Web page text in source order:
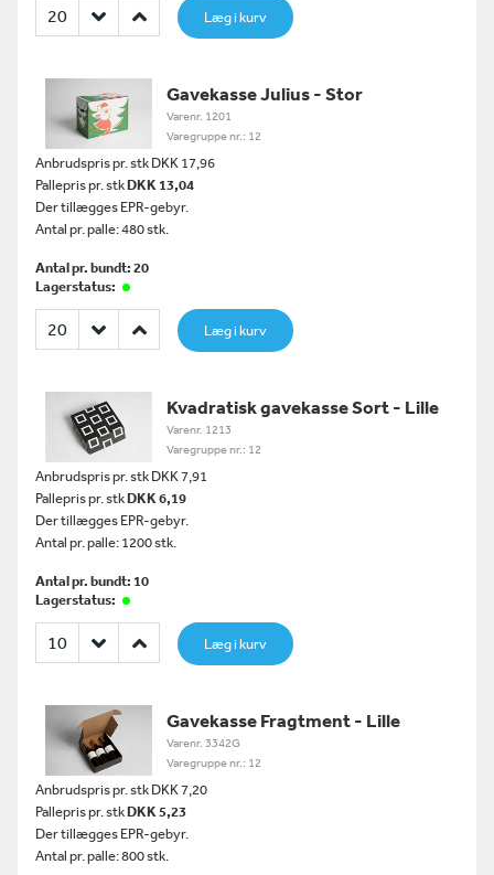
Læg i kurv
Gavekasse Julius - Stor
Varenr. 1201
Varegruppe nr.: 12
Anbrudspris pr. stk DKK 17,96
Pallepris pr. stkDKK 13,04
Der tillægges EPR-gebyr.
Antal pr. palle: 480 stk.
Antal pr. bundt: 20
Lagerstatus:
Læg i kurv
Kvadratisk gavekasse Sort - Lille
Varenr. 1213
Varegruppe nr.: 12
Anbrudspris pr. stk DKK 7,91
Pallepris pr. stkDKK 6,19
Der tillægges EPR-gebyr.
Antal pr. palle: 1200 stk.
Antal pr. bundt: 10
Lagerstatus:
Læg i kurv
Gavekasse Fragtment - Lille
Varenr. 3342G
Varegruppe nr.: 12
Anbrudspris pr. stk DKK 7,20
Pallepris pr. stkDKK 5,23
Der tillægges EPR-gebyr.
Antal pr. palle: 800 stk.